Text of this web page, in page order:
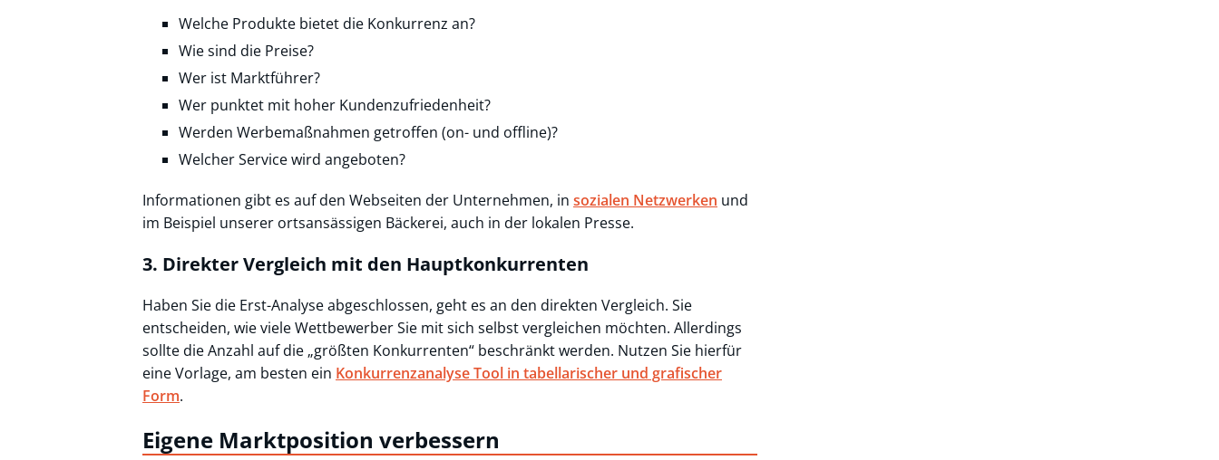
Welche Produkte bietet die Konkurrenz an?
Wie sind die Preise?
Wer ist Marktführer?
Wer punktet mit hoher Kundenzufriedenheit?
Werden Werbemaßnahmen getroffen (on- und offline)?
Welcher Service wird angeboten?
Informationen gibt es auf den Webseiten der Unternehmen, in sozialen Netzwerken und
im Beispiel unserer ortsansässigen Bäckerei, auch in der lokalen Presse.
3. Direkter Vergleich mit den Hauptkonkurrenten
Haben Sie die Erst-Analyse abgeschlossen, geht es an den direkten Vergleich. Sie
entscheiden, wie viele Wettbewerber Sie mit sich selbst vergleichen möchten. Allerdings
sollte die Anzahl auf die „größten Konkurrenten“ beschränkt werden. Nutzen Sie hierfür
eine Vorlage, am besten ein Konkurrenzanalyse Tool in tabellarischer und grafischer
Form.
Eigene Marktposition verbessern